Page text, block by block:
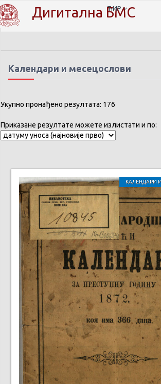
Дигитална БМС
ЋИР
Календари и месецослови
Укупно пронађено резултата: 176
Приказане резултате можете излистати и по:
КАЛЕНДАРИ